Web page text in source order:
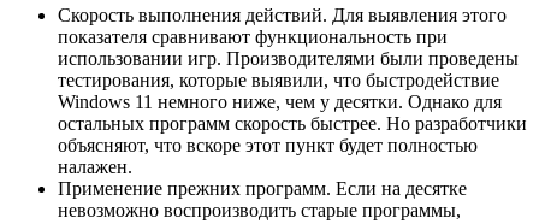
Скорость выполнения действий. Для выявления этого
показателя сравнивают функциональность при
использовании игр. Производителями были проведены
тестирования, которые выявили, что быстродействие
Windows 11 немного ниже, чем у десятки. Однако для
остальных программ скорость быстрее. Но разработчики
объясняют, что вскоре этот пункт будет полностью
налажен.
Применение прежних программ. Если на десятке
невозможно воспроизводить старые программы,